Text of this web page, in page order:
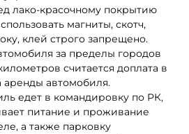
лако-красочному покрытию
магниты, скотч,
клей строго запрещено.
за пределы городов
считается доплата в
аренды автомобиля.
едет в командировку по РК,
питание и проживание
а также парковку